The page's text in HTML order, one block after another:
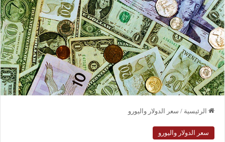
الرئيسية / سعر الدولار واليورو
سعر الدولار واليورو